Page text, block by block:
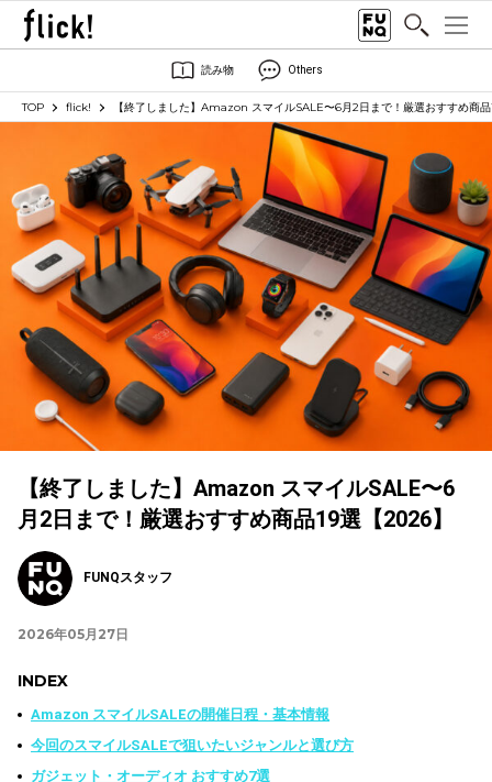
読み物 Others
TOP flick! 【終了しました】Amazon スマイルSALE〜6月2日まで！厳選おすすめ商
【終了しました】Amazon スマイルSALE〜6
月2日まで！厳選おすすめ商品19選【2026】
FUNQスタッフ
2026年05月27日
INDEX
Amazon スマイルSALEの開催日程・基本情報
今回のスマイルSALEで狙いたいジャンルと選び方
ガジェット・オーディオ おすすめ7選